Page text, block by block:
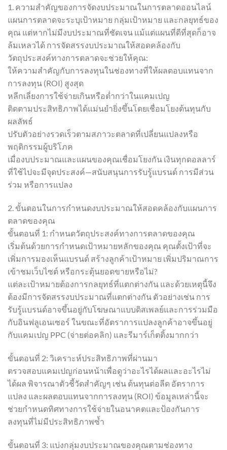
1. ความสำคัญของการจัดงบประมาณในการตลาดออนไลน์
แผนการตลาดจะระบุเป้าหมาย กลุ่มเป้าหมาย และกลยุทธ์ของ
คุณ แต่หากไม่มีงบประมาณที่ชัดเจน แม้แต่แผนที่ดีที่สุดก็อาจ
ล้มเหลวได้ การจัดสรรงบประมาณให้สอดคล้องกับ
วัตถุประสงค์ทางการตลาดจะช่วยให้คุณ:
ให้ความสำคัญกับการลงทุนในช่องทางที่ให้ผลตอบแทนจาก
การลงทุน (ROI) สูงสุด
หลีกเลี่ยงการใช้จ่ายเกินหรือต่ำกว่าในแคมเปญ
ติดตามประสิทธิภาพได้แม่นยำยิ่งขึ้นโดยเชื่อมโยงต้นทุนกับ
ผลลัพธ์
ปรับตัวอย่างรวดเร็วตามสภาวะตลาดที่เปลี่ยนแปลงหรือ
พฤติกรรมผู้บริโภค
เมื่องบประมาณและแผนของคุณเชื่อมโยงกัน เงินทุกดอลลาร์
ที่ใช้ไปจะมีจุดประสงค์—สนับสนุนการรับรู้แบรนด์ การมีส่วน
ร่วม หรือการแปลง
2. ขั้นตอนในการกำหนดงบประมาณให้สอดคล้องกับแผนการ
ตลาดของคุณ
ขั้นตอนที่ 1: กำหนดวัตถุประสงค์ทางการตลาดของคุณ
เริ่มต้นด้วยการกำหนดเป้าหมายหลักของคุณ คุณตั้งเป้าที่จะ
เพิ่มการมองเห็นแบรนด์ สร้างลูกค้าเป้าหมาย เพิ่มปริมาณการ
เข้าชมเว็บไซต์ หรือกระตุ้นยอดขายหรือไม่?
แต่ละเป้าหมายต้องการกลยุทธ์ที่แตกต่างกัน และด้วยเหตุนี้จึง
ต้องมีการจัดสรรงบประมาณที่แตกต่างกัน ตัวอย่างเช่น การ
รับรู้แบรนด์อาจขึ้นอยู่กับโฆษณาแบบดิสเพลย์และการร่วมมือ
กับอินฟลูเอนเซอร์ ในขณะที่อัตราการแปลงลูกค้าอาจขึ้นอยู่
กับแคมเปญ PPC (จ่ายต่อคลิก) และรีมาร์เก็ตติ้งมากกว่า
ขั้นตอนที่ 2: วิเคราะห์ประสิทธิภาพที่ผ่านมา
ตรวจสอบแคมเปญก่อนหน้าเพื่อดูว่าอะไรได้ผลและอะไรไม่
ได้ผล พิจารณาตัวชี้วัดสำคัญๆ เช่น ต้นทุนต่อลีด อัตราการ
แปลง และผลตอบแทนจากการลงทุน (ROI) ข้อมูลเหล่านี้จะ
ช่วยกำหนดทิศทางการใช้จ่ายในอนาคตและป้องกันการ
ลงทุนที่ไม่มีประสิทธิภาพซ้ำ
ขั้นตอนที่ 3: แบ่งกลุ่มงบประมาณของคุณตามช่องทาง